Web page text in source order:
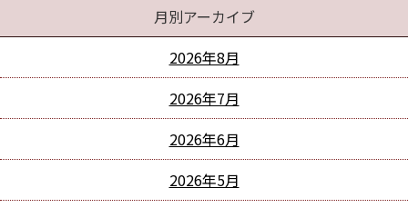
月別アーカイブ
2026年8月
2026年7月
2026年6月
2026年5月